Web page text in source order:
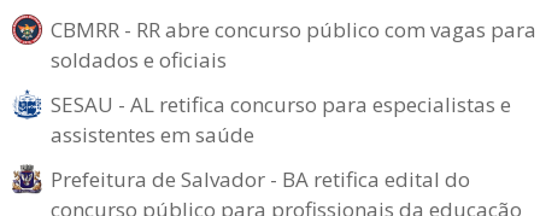
CBMRR - RR abre concurso público com vagas para
soldados e oficiais
SESAU - AL retifica concurso para especialistas e
assistentes em saúde
Prefeitura de Salvador - BA retifica edital do
concurso público para profissionais da educação